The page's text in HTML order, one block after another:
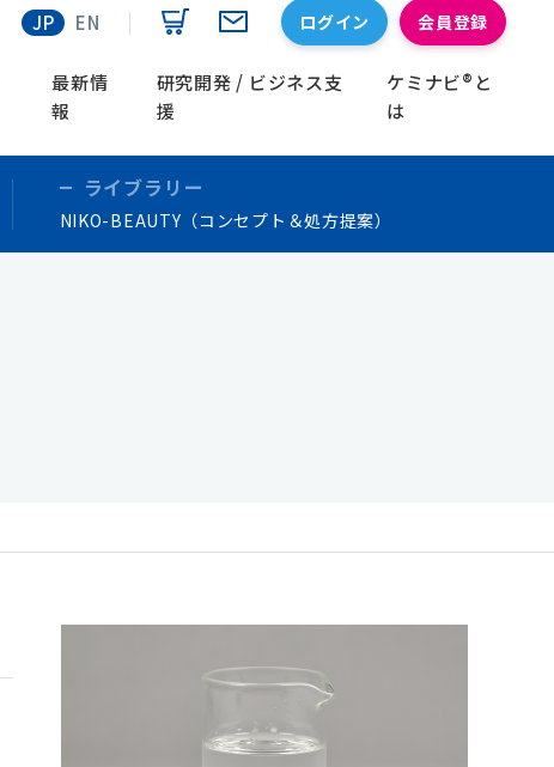
JP EN ログイン 会員登録
最新情
報
研究開発 / ビジネス支
援
ケミナビ®と
は
ライブラリー
NIKO-BEAUTY（コンセプト＆処方提案）